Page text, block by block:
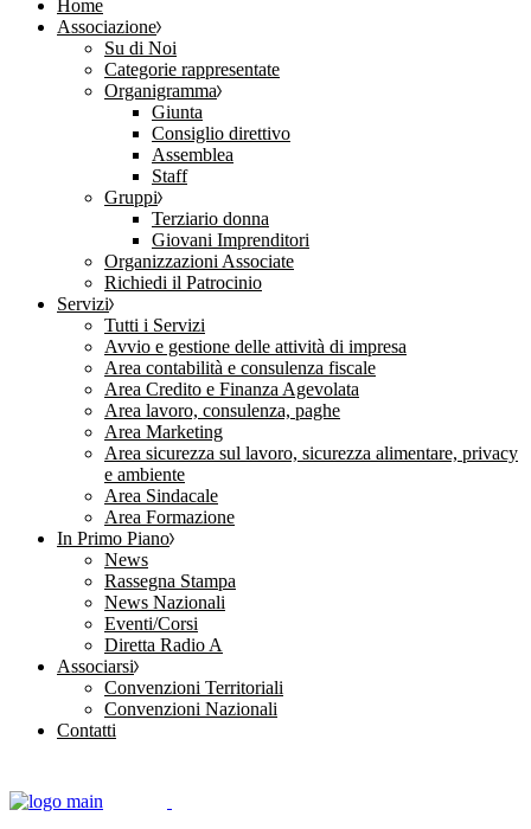
Home
Associazione
Su di Noi
Categorie rappresentate
Organigramma
Giunta
Consiglio direttivo
Assemblea
Staff
Gruppi
Terziario donna
Giovani Imprenditori
Organizzazioni Associate
Richiedi il Patrocinio
Servizi
Tutti i Servizi
Avvio e gestione delle attività di impresa
Area contabilità e consulenza fiscale
Area Credito e Finanza Agevolata
Area lavoro, consulenza, paghe
Area Marketing
Area sicurezza sul lavoro, sicurezza alimentare, privacy
e ambiente
Area Sindacale
Area Formazione
In Primo Piano
News
Rassegna Stampa
News Nazionali
Eventi/Corsi
Diretta Radio A
Associarsi
Convenzioni Territoriali
Convenzioni Nazionali
Contatti